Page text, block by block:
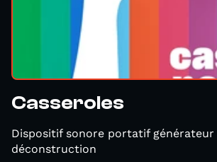
Casseroles
Dispositif sonore portatif générateur
déconstruction